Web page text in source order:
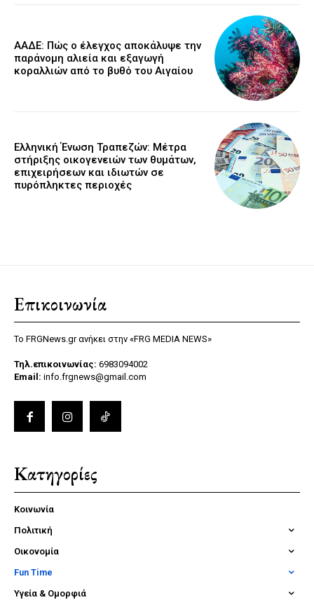
ΑΑΔΕ: Πώς ο έλεγχος αποκάλυψε την
παράνομη αλιεία και εξαγωγή
κοραλλιών από το βυθό του Αιγαίου
Ελληνική Ένωση Τραπεζών: Μέτρα
στήριξης οικογενειών των θυμάτων,
επιχειρήσεων και ιδιωτών σε
πυρόπληκτες περιοχές
Επικοινωνία
Το FRGNews.gr ανήκει στην «FRG MEDIA NEWS»
Τηλ.επικοινωνίας: 6983094002
Email: info.frgnews@gmail.com
Κατηγορίες
Κοινωνία
Πολιτική
Οικονομία
Fun Time
Υγεία & Ομορφιά